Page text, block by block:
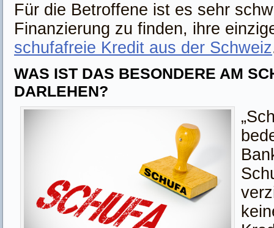
Für die Betroffene ist es sehr
Finanzierung zu finden, ihre
schufafreie Kredit aus der Schweiz
WAS IST DAS BESONDERE AM
DARLEHEN?